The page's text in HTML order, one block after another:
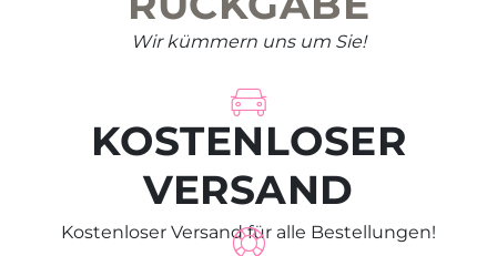
Wir kümmern uns um Sie!
KOSTENLOSER
VERSAND
Kostenloser Versand für alle Bestellungen!